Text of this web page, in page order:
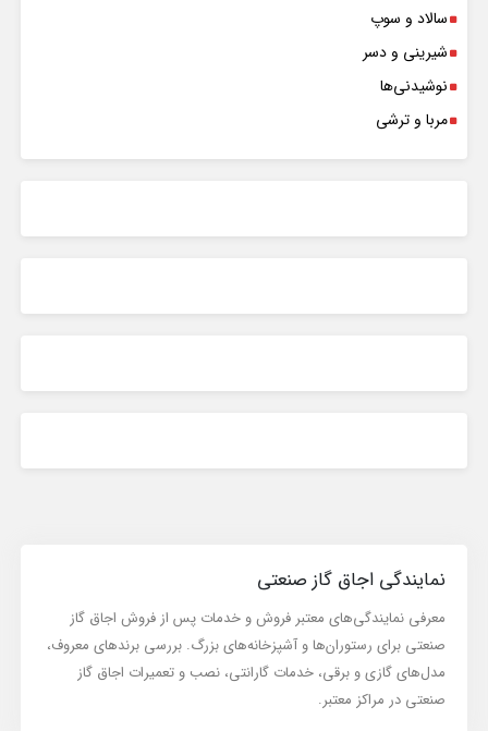
سالاد و سوپ
شیرینی و دسر
نوشیدنی‌ها
مربا و ترشی
نمایندگی اجاق گاز صنعتی
معرفی نمایندگی‌های معتبر فروش و خدمات پس از فروش اجاق گاز
صنعتی برای رستوران‌ها و آشپزخانه‌های بزرگ. بررسی برندهای معروف،
مدل‌های گازی و برقی، خدمات گارانتی، نصب و تعمیرات اجاق گاز
صنعتی در مراکز معتبر.